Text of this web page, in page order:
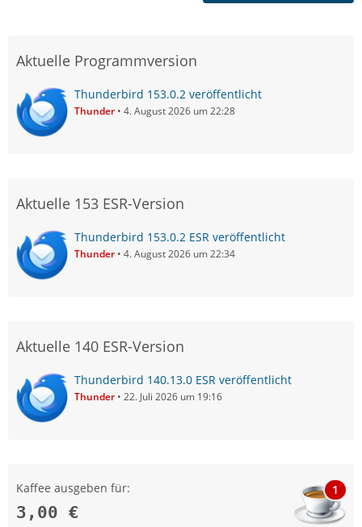
Aktuelle Programmversion
Thunderbird 153.0.2 veröffentlicht
Thunder 4. August 2026 um 22:28
Aktuelle 153 ESR-Version
Thunderbird 153.0.2 ESR veröffentlicht
Thunder 4. August 2026 um 22:34
Aktuelle 140 ESR-Version
Thunderbird 140.13.0 ESR veröffentlicht
Thunder 22. Juli 2026 um 19:16
Kaffee ausgeben für:
3,00 €
1